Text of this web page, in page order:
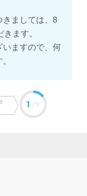
ましては、8
ます。
いますので、何
1 /7